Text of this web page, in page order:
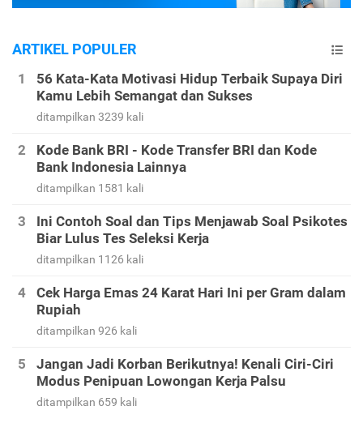
ARTIKEL POPULER
56 Kata-Kata Motivasi Hidup Terbaik Supaya Diri
Kamu Lebih Semangat dan Sukses
ditampilkan 3239 kali
Kode Bank BRI - Kode Transfer BRI dan Kode
Bank Indonesia Lainnya
ditampilkan 1581 kali
Ini Contoh Soal dan Tips Menjawab Soal Psikotes
Biar Lulus Tes Seleksi Kerja
ditampilkan 1126 kali
Cek Harga Emas 24 Karat Hari Ini per Gram dalam
Rupiah
ditampilkan 926 kali
Jangan Jadi Korban Berikutnya! Kenali Ciri-Ciri
Modus Penipuan Lowongan Kerja Palsu
ditampilkan 659 kali